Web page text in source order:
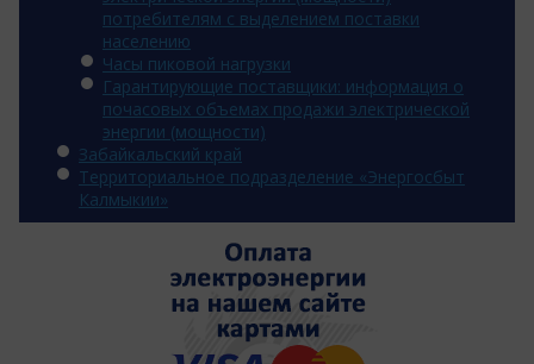
потребителям с выделением поставки
населению
Часы пиковой нагрузки
Гарантирующие поставщики: информация о
почасовых объемах продажи электрической
энергии (мощности)
Забайкальский край
Территориальное подразделение «Энергосбыт
Калмыкии»